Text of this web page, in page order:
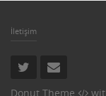
İletişim
Donut Theme